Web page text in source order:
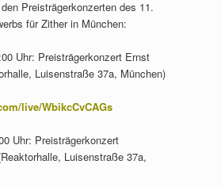
Preisträgerkonzerten des 11.
für Zither in München:
Uhr: Preisträgerkonzert Ernst
Luisenstraße 37a, München)
live/WbikcCvCAGs
Uhr: Preisträgerkonzert
Luisenstraße 37a,